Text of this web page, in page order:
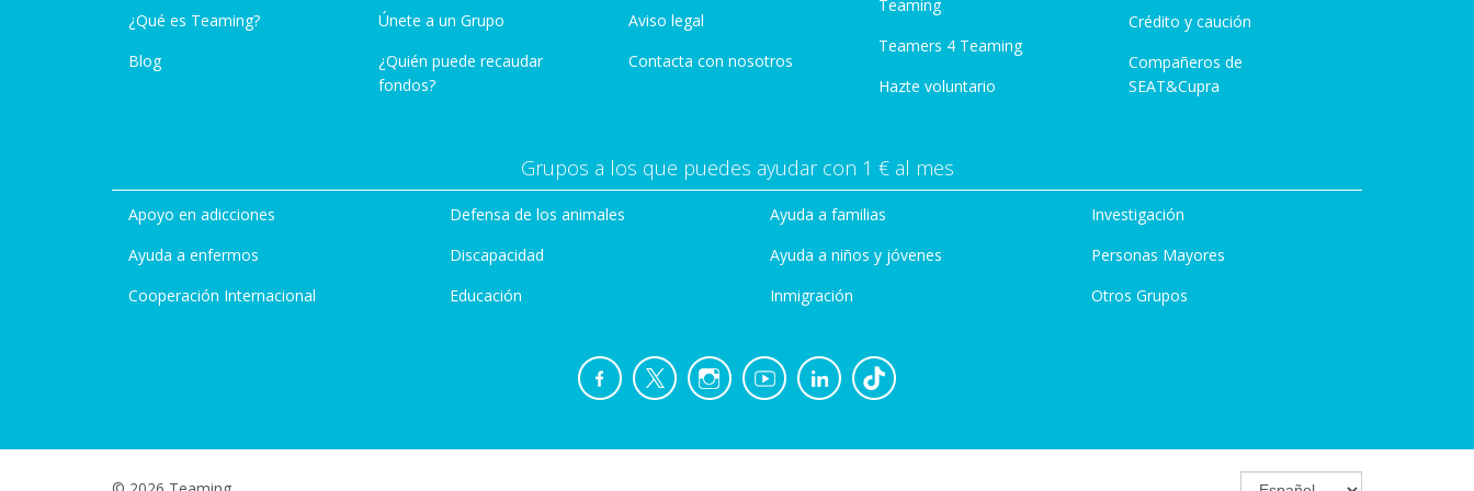
¿Qué es Teaming?
Blog
Únete a un Grupo
¿Quién puede recaudar
fondos?
Aviso legal
Contacta con nosotros
Teaming
Teamers 4 Teaming
Hazte voluntario
Crédito y caución
Compañeros de
SEAT&Cupra
Grupos a los que puedes ayudar con 1 € al mes
Apoyo en adicciones
Ayuda a enfermos
Cooperación Internacional
Defensa de los animales
Discapacidad
Educación
Ayuda a familias
Ayuda a niños y jóvenes
Inmigración
Investigación
Personas Mayores
Otros Grupos